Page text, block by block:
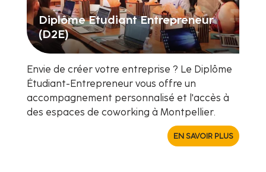
Diplôme Etudiant Entrepreneur
(D2E)
Envie de créer votre entreprise ? Le Diplôme
Étudiant-Entrepreneur vous offre un
accompagnement personnalisé et l'accès à
des espaces de coworking à Montpellier.
EN SAVOIR PLUS